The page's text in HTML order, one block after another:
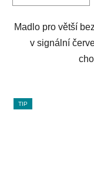
Madlo pro větší
v signální
TIP